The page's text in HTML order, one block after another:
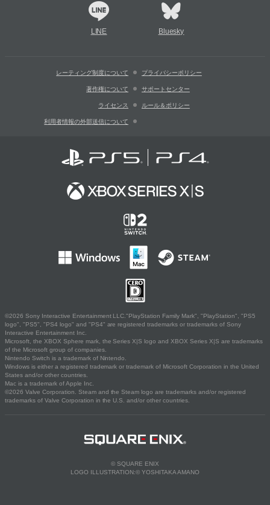
LINE Bluesky
レーティング制度について プライバシーポリシー
著作権について サポートセンター
ライセンス ルール＆ポリシー
利用者情報の外部送信について
©2026 Sony Interactive Entertainment LLC."PlayStation Family Mark", "PlayStation", "PS5
logo", "PS5", "PS4 logo" and "PS4" are registered trademarks or trademarks of Sony
Interactive Entertainment Inc.
Microsoft, the XBOX Sphere mark, the Series X|S logo and XBOX Series X|S are trademarks
of the Microsoft group of companies.
Nintendo Switch is a trademark of Nintendo.
Windows is either a registered trademark or trademark of Microsoft Corporation in the United
States and/or other countries.
Mac is a trademark of Apple Inc.
©2026 Valve Corporation. Steam and the Steam logo are trademarks and/or registered
trademarks of Valve Corporation in the U.S. and/or other countries.
© SQUARE ENIX
LOGO ILLUSTRATION:© YOSHITAKA AMANO